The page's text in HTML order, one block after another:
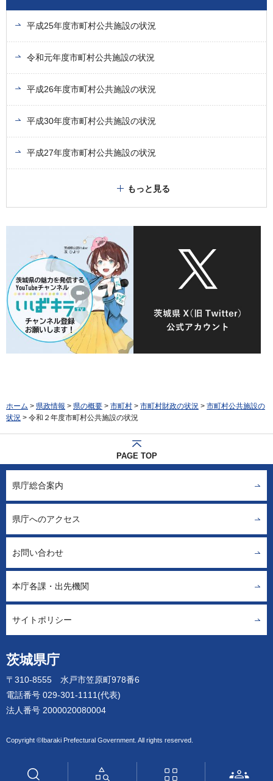
平成25年度市町村公共施設の状況
令和元年度市町村公共施設の状況
平成26年度市町村公共施設の状況
平成30年度市町村公共施設の状況
平成27年度市町村公共施設の状況
もっと見る
ホーム > 県政情報 > 県の概要 > 市町村 > 市町村財政の状況 > 市町村公共施設の
状況 > 令和２年度市町村公共施設の状況
PAGE TOP
茨城県庁
〒310-8555 水戸市笠原町978番6
電話番号 029-301-1111(代表)
法人番号 2000020080004
Copyright ©Ibaraki Prefectural Government. All rights reserved.
県庁総合案内
県庁へのアクセス
お問い合わせ
本庁各課・出先機関
サイトポリシー